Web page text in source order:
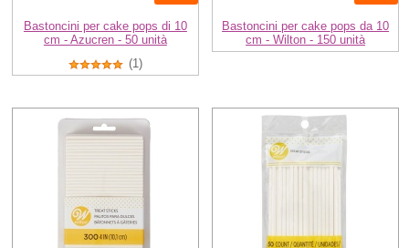
Bastoncini per cake pops di 10
cm - Azucren - 50 unità
(1)
Bastoncini per cake pops da 10
cm - Wilton - 150 unità